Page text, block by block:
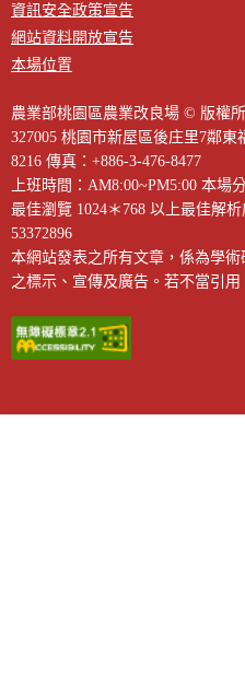
資訊安全政策宣告
網站資料開放宣告
本場位置
農業部桃園區農業改良場 © 版權所
327005 桃園市新屋區後庄里7鄰東
8216 傳真：+886-3-476-8477
上班時間：AM8:00~PM5:00 本場
最佳瀏覽 1024＊768 以上最佳解析
53372896
本網站發表之所有文章，係為學
之標示、宣傳及廣告。若不當引用